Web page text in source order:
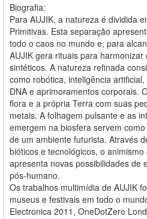
Biografia:
Para AUJIK, a natureza é dividida
Primitivas. Esta separação
todo o caos no mundo e, para
AUJIK gera rituais para
sintéticos. A natureza refinada
como robótica, inteligência
DNA e aprimoramentos corporais.
flora e a própria Terra com suas
metais. A folhagem pulsante e as
emergem na biosfera servem
de um ambiente futurista. Através
bióticos e tecnológicos, o
apresenta novas possibilidades de
pós-humano.
Os trabalhos multimídia de AUJIK
museus e festivais em todo o
Electronica 2011, OneDotZero